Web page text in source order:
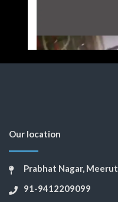
Our location
Prabhat Nagar, Meerut
91-9412209099